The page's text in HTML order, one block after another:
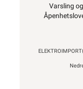
Varsling og